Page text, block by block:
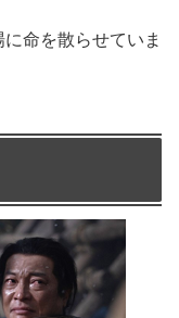
命を散らせていま